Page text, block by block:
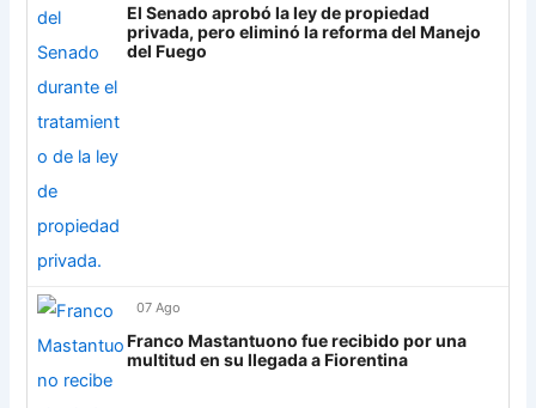
El Senado aprobó la ley de propiedad
privada, pero eliminó la reforma del Manejo
del Fuego
07 Ago
Franco Mastantuono fue recibido por una
multitud en su llegada a Fiorentina